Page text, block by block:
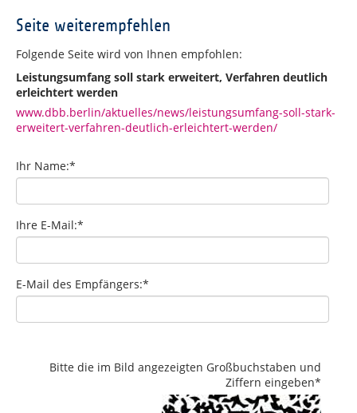
Seite weiterempfehlen
Folgende Seite wird von Ihnen empfohlen:
Leistungsumfang soll stark erweitert, Verfahren deutlich
erleichtert werden
www.dbb.berlin/aktuelles/news/leistungsumfang-soll-stark-
erweitert-verfahren-deutlich-erleichtert-werden/
Ihr Name:*
Ihre E-Mail:*
E-Mail des Empfängers:*
Bitte die im Bild angezeigten Großbuchstaben und
Ziffern eingeben*